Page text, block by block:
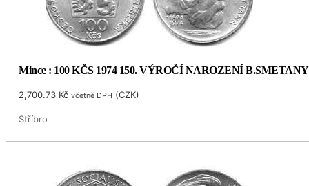
Mince : 100 KČS 1974 150. VÝROČÍ NAROZENÍ B.SMETANY
2,700.73 Kč včetně DPH (CZK)
Stříbro